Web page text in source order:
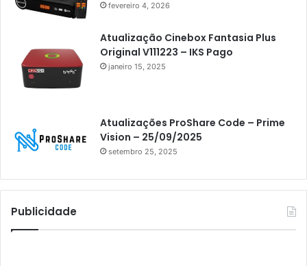
Athomics Eon
Athomics i3
Athomics i3 Bold
Athomics Inspire Qi
Athomics Inspire Qi Lite
Athomics S3
Athomics T3
Atto
AttoNet
fevereiro 4, 2026
Atualização Cinebox Fantasia Plus
Original V111223 – IKS Pago
janeiro 15, 2025
Atualizações ProShare Code – Prime
Vision – 25/09/2025
setembro 25, 2025
Publicidade